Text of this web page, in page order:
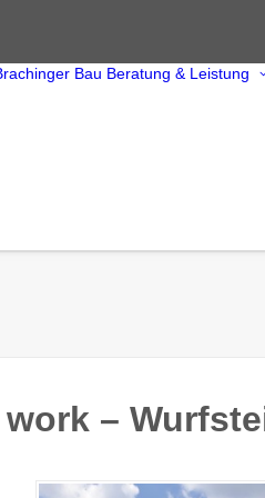
Bau Beratung & Leistung
–